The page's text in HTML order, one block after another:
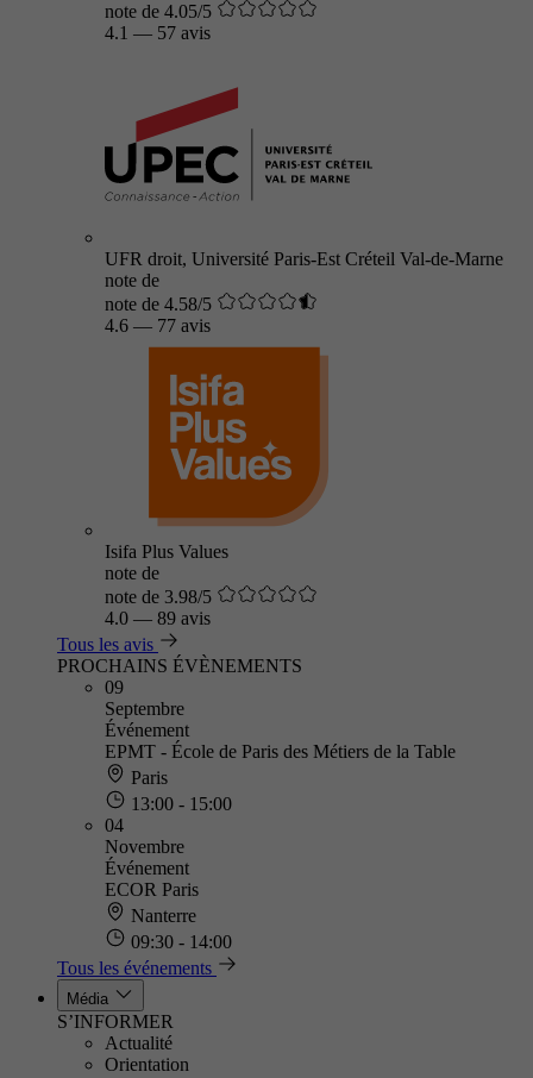
note de 4.05/5
4.1 — 57 avis
UFR droit, Université Paris-Est Créteil Val-de-Marne
note de
note de 4.58/5
4.6 — 77 avis
Isifa Plus Values
note de
note de 3.98/5
4.0 — 89 avis
Tous les avis
PROCHAINS ÉVÈNEMENTS
09
Septembre
Événement
EPMT - École de Paris des Métiers de la Table
Paris
13:00 - 15:00
04
Novembre
Événement
ECOR Paris
Nanterre
09:30 - 14:00
Tous les événements
Média
S’INFORMER
Actualité
Orientation